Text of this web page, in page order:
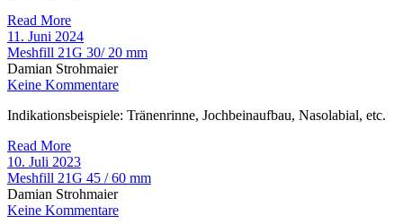
Read More
11. Juni 2024
Meshfill 21G 30/ 20 mm
Damian Strohmaier
Keine Kommentare
Indikationsbeispiele: Tränenrinne, Jochbeinaufbau, Nasolabial, etc.
Read More
10. Juli 2023
Meshfill 21G 45 / 60 mm
Damian Strohmaier
Keine Kommentare